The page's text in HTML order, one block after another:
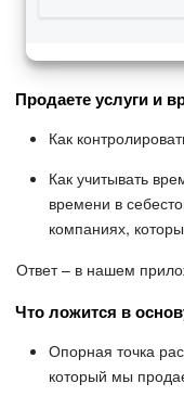
Продаете услуги и
Как
Как учитывать
времени в
компаниях,
Ответ – в нашем
Что ложится в
Опорная точка
который мы